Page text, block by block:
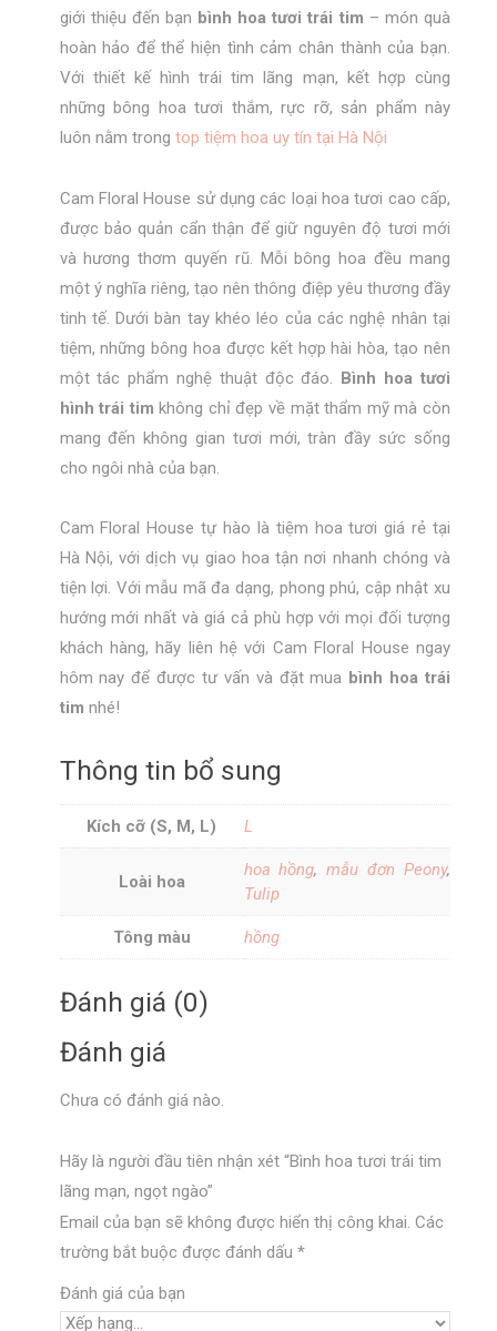
:
giới thiệu đến bạn bình hoa tươi trái tim – món quà
hoàn hảo để thể hiện tình cảm chân thành của bạn.
Với thiết kế hình trái tim lãng mạn, kết hợp cùng
những bông hoa tươi thắm, rực rỡ, sản phẩm này
luôn nằm trong top tiệm hoa uy tín tại Hà Nội
Cam Floral House sử dụng các loại hoa tươi cao cấp,
được bảo quản cẩn thận để giữ nguyên độ tươi mới
và hương thơm quyến rũ. Mỗi bông hoa đều mang
một ý nghĩa riêng, tạo nên thông điệp yêu thương đầy
tinh tế. Dưới bàn tay khéo léo của các nghệ nhân tại
tiệm, những bông hoa được kết hợp hài hòa, tạo nên
một tác phẩm nghệ thuật độc đáo. Bình hoa tươi
hình trái tim không chỉ đẹp về mặt thẩm mỹ mà còn
mang đến không gian tươi mới, tràn đầy sức sống
cho ngôi nhà của bạn.
Cam Floral House tự hào là tiệm hoa tươi giá rẻ tại
Hà Nội, với dịch vụ giao hoa tận nơi nhanh chóng và
tiện lợi. Với mẫu mã đa dạng, phong phú, cập nhật xu
hướng mới nhất và giá cả phù hợp với mọi đối tượng
khách hàng, hãy liên hệ với Cam Floral House ngay
hôm nay để được tư vấn và đặt mua bình hoa trái
tim nhé!
Thông tin bổ sung
Kích cỡ (S, M, L) L
Loài hoa
hoa hồng, mẫu đơn Peony,
Tulip
Tông màu hồng
Đánh giá (0)
Đánh giá
Chưa có đánh giá nào.
Hãy là người đầu tiên nhận xét “Bình hoa tươi trái tim
lãng mạn, ngọt ngào”
Email của bạn sẽ không được hiển thị công khai. Các
trường bắt buộc được đánh dấu *
Đánh giá của bạn